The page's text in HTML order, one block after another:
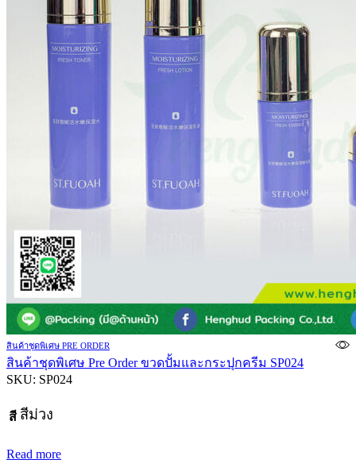
สินค้าชุดพิเศษ PRE ORDER
สินค้าชุดพิเศษ Pre Order ขวดปั้มและกระปุกครีม SP024
SKU: SP024
สี สีม่วง
Read more